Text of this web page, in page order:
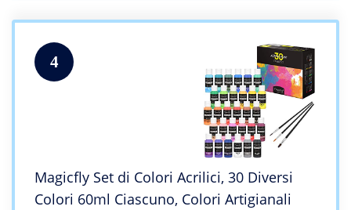
4
Magicfly Set di Colori Acrilici, 30 Diversi
Colori 60ml Ciascuno, Colori Artigianali